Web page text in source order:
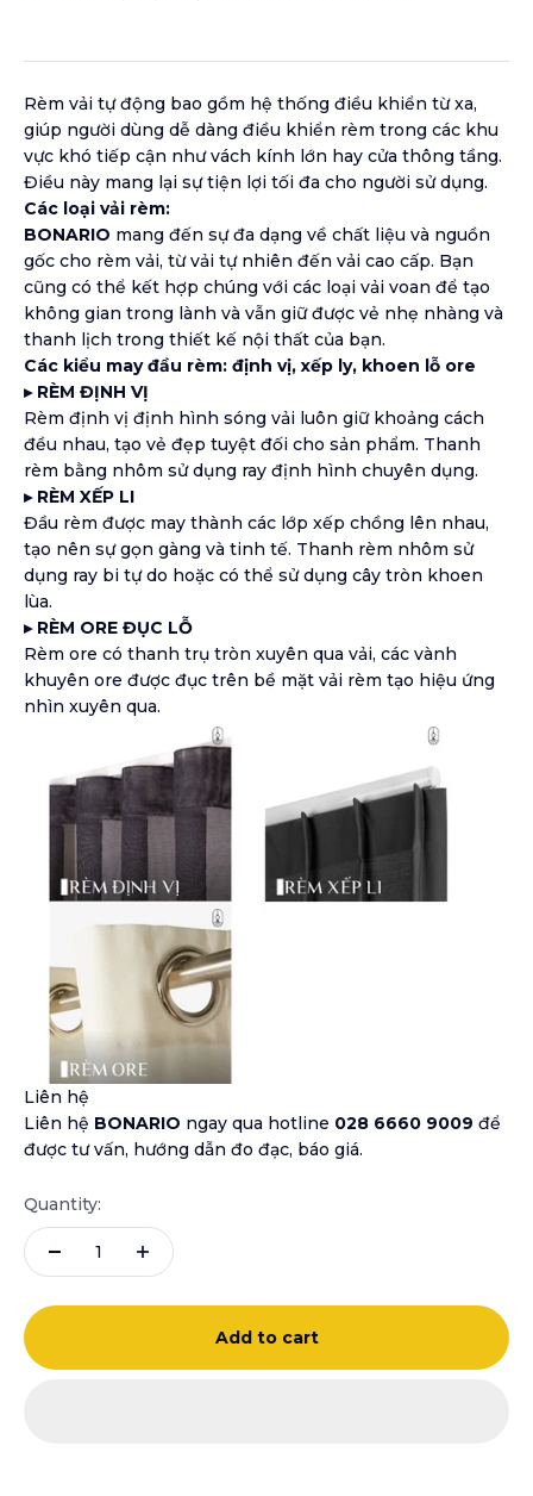
Rèm vải tự động bao gồm hệ thống điều khiển từ xa,
giúp người dùng dễ dàng điều khiển rèm trong các khu
vực khó tiếp cận như vách kính lớn hay cửa thông tầng.
Điều này mang lại sự tiện lợi tối đa cho người sử dụng.
Các loại vải rèm:
BONARIO mang đến sự đa dạng về chất liệu và nguồn
gốc cho rèm vải, từ vải tự nhiên đến vải cao cấp. Bạn
cũng có thể kết hợp chúng với các loại vải voan để tạo
không gian trong lành và vẫn giữ được vẻ nhẹ nhàng và
thanh lịch trong thiết kế nội thất của bạn.
Các kiểu may đầu rèm: định vị, xếp ly, khoen lỗ ore
▸ RÈM ĐỊNH VỊ
Rèm định vị định hình sóng vải luôn giữ khoảng cách
đều nhau, tạo vẻ đẹp tuyệt đối cho sản phẩm. Thanh
rèm bằng nhôm sử dụng ray định hình chuyên dụng.
▸ RÈM XẾP LI
Đầu rèm được may thành các lớp xếp chồng lên nhau,
tạo nên sự gọn gàng và tinh tế. Thanh rèm nhôm sử
dụng ray bi tự do hoặc có thể sử dụng cây tròn khoen
lùa.
▸ RÈM ORE ĐỤC LỖ
Rèm ore có thanh trụ tròn xuyên qua vải, các vành
khuyên ore được đục trên bề mặt vải rèm tạo hiệu ứng
nhìn xuyên qua.
Liên hệ
Liên hệ BONARIO ngay qua hotline 028 6660 9009 để
được tư vấn, hướng dẫn đo đạc, báo giá.
Quantity:
Add to cart